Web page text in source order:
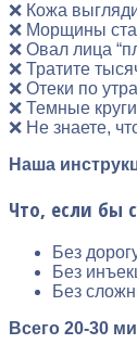
❌ Кожа
❌ Морщины
❌ Овал лица
❌ Тратите
❌ Отеки по
❌ Темные
❌ Не знаете,
Наша
Что, если бы
Без
Без
Без
Всего 20-30